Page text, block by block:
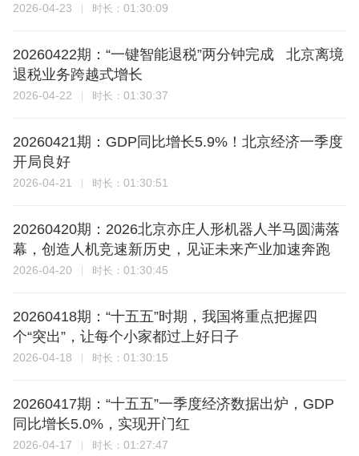
2026-04-23 时长： 01:30:09
20260422期：“一键智能退税”两分钟完成 北京离境
退税业务跨越式增长
2026-04-22 时长： 01:30:37
20260421期：GDP同比增长5.9%！北京经济一季度
开局良好
2026-04-21 时长： 01:30:51
20260420期：2026北京亦庄人形机器人半马圆满落
幕，创造人机竞速新历史，见证未来产业加速奔跑
2026-04-20 时长： 01:30:45
20260418期：“十五五”时期，我国将重点把握四
个“突出”，让每个小家都过上好日子
2026-04-18 时长： 01:30:15
20260417期：“十五五”一季度经济数据出炉，GDP
同比增长5.0%，实现开门红
2026-04-17 时长： 01:27:47